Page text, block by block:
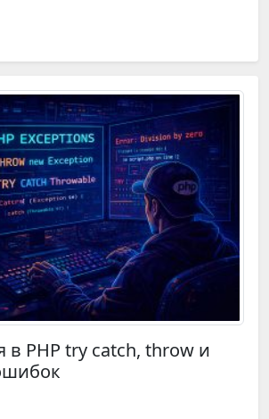
PHP try catch, throw и